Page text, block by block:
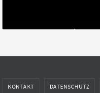
KONTAKT DATENSCHUTZ